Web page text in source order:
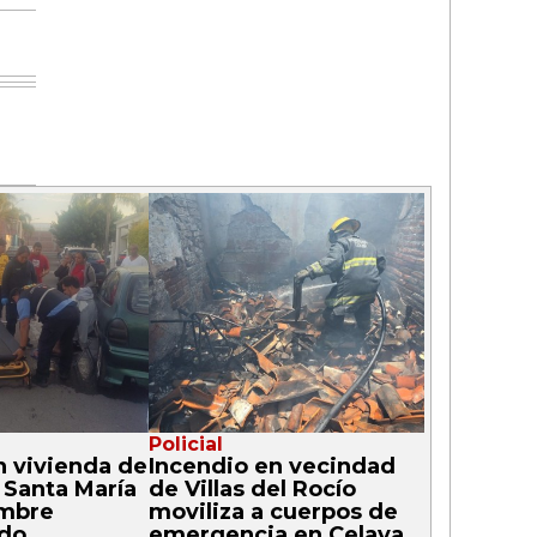
vivienda de
María
Policial
Incendio en vecindad
de Villas del Rocío
moviliza a cuerpos de